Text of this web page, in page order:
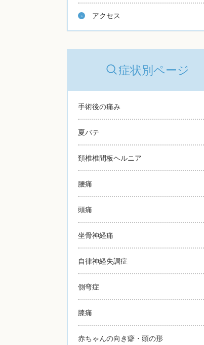
アクセス
症状別ページ
手術後の痛み
夏バテ
頚椎椎間板ヘルニア
腰痛
頭痛
坐骨神経痛
自律神経失調症
側弯症
膝痛
赤ちゃんの向き癖・頭の形